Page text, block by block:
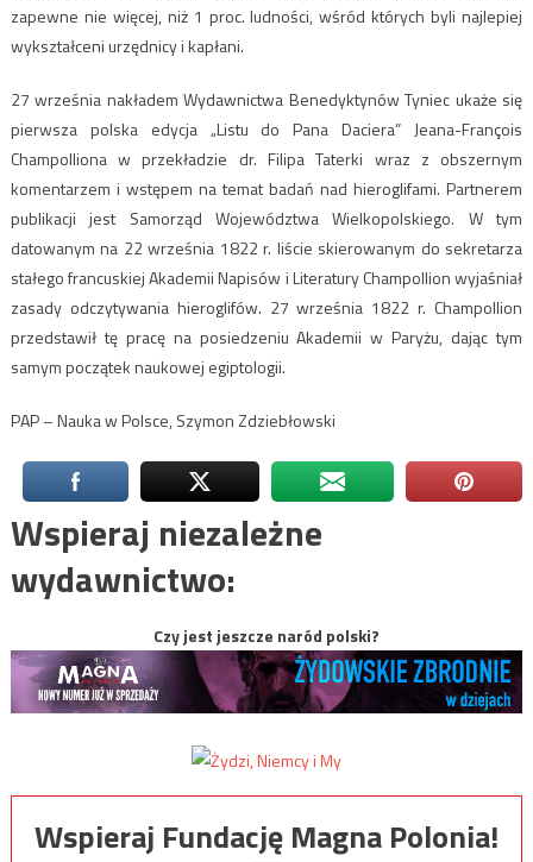
zapewne nie więcej, niż 1 proc. ludności, wśród których byli najlepiej
wykształceni urzędnicy i kapłani.
27 września nakładem Wydawnictwa Benedyktynów Tyniec ukaże się
pierwsza polska edycja „Listu do Pana Daciera” Jeana-François
Champolliona w przekładzie dr. Filipa Taterki wraz z obszernym
komentarzem i wstępem na temat badań nad hieroglifami. Partnerem
publikacji jest Samorząd Województwa Wielkopolskiego. W tym
datowanym na 22 września 1822 r. liście skierowanym do sekretarza
stałego francuskiej Akademii Napisów i Literatury Champollion wyjaśniał
zasady odczytywania hieroglifów. 27 września 1822 r. Champollion
przedstawił tę pracę na posiedzeniu Akademii w Paryżu, dając tym
samym początek naukowej egiptologii.
PAP – Nauka w Polsce, Szymon Zdziebłowski
Wspieraj niezależne
wydawnictwo:
Czy jest jeszcze naród polski?
Wspieraj Fundację Magna Polonia!